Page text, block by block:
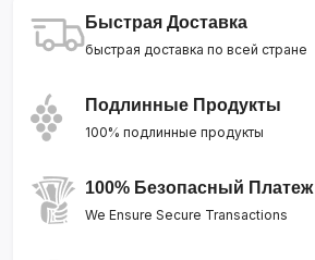
Быстрая Доставка
быстрая доставка по всей стране
Подлинные Продукты
100% подлинные продукты
100% Безопасный Платеж
We Ensure Secure Transactions